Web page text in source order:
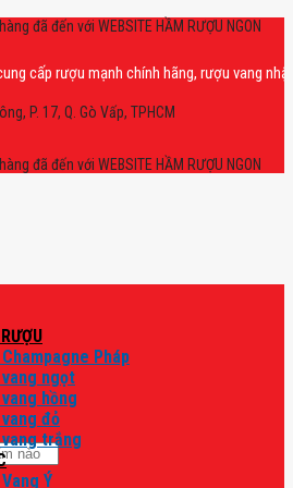
đã đến với WEBSITE HẦM RƯỢU NGON
rượu mạnh chính hãng, rượu vang nhập
P. 17, Q. Gò Vấp, TPHCM
đã đến với WEBSITE HẦM RƯỢU NGON
Pháp
vang ngọt
hồng
đỏ
trắng
Ý